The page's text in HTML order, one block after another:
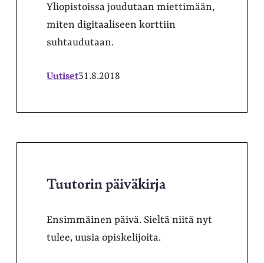
Yliopistoissa joudutaan miettimään,
miten digitaaliseen korttiin
suhtaudutaan.
Uutiset31.8.2018
Tuutorin päiväkirja
Ensimmäinen päivä. Sieltä niitä nyt
tulee, uusia opiskelijoita.